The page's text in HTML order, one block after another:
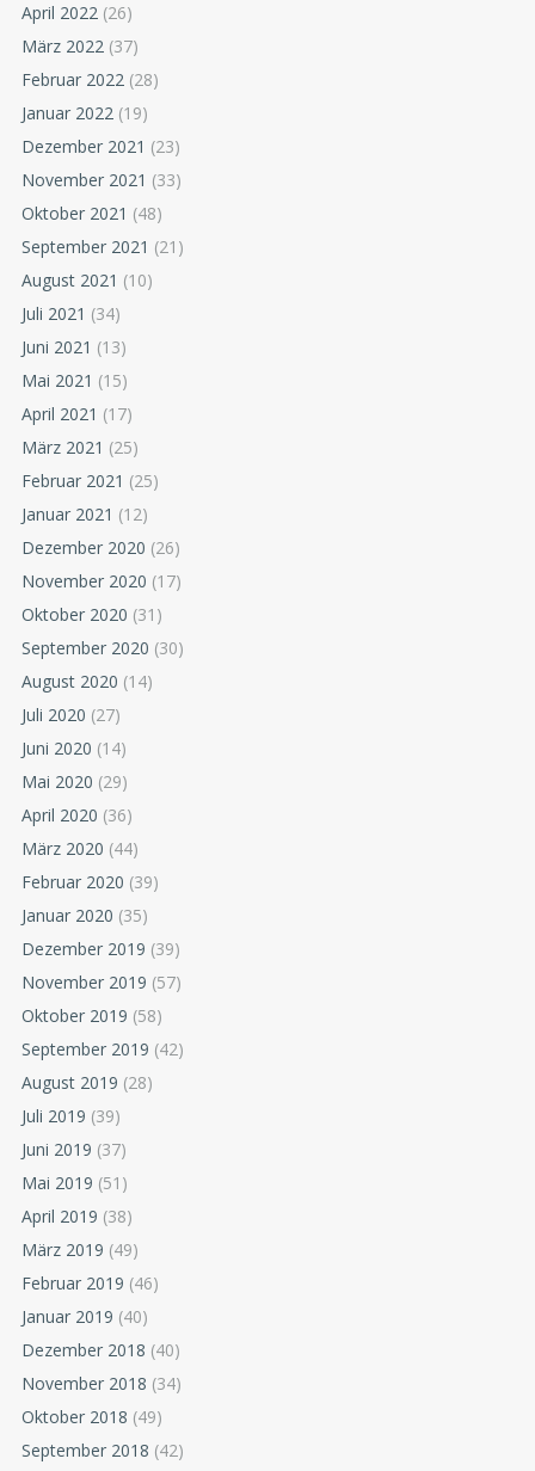
April 2022 (26)
März 2022 (37)
Februar 2022 (28)
Januar 2022 (19)
Dezember 2021 (23)
November 2021 (33)
Oktober 2021 (48)
September 2021 (21)
August 2021 (10)
Juli 2021 (34)
Juni 2021 (13)
Mai 2021 (15)
April 2021 (17)
März 2021 (25)
Februar 2021 (25)
Januar 2021 (12)
Dezember 2020 (26)
November 2020 (17)
Oktober 2020 (31)
September 2020 (30)
August 2020 (14)
Juli 2020 (27)
Juni 2020 (14)
Mai 2020 (29)
April 2020 (36)
März 2020 (44)
Februar 2020 (39)
Januar 2020 (35)
Dezember 2019 (39)
November 2019 (57)
Oktober 2019 (58)
September 2019 (42)
August 2019 (28)
Juli 2019 (39)
Juni 2019 (37)
Mai 2019 (51)
April 2019 (38)
März 2019 (49)
Februar 2019 (46)
Januar 2019 (40)
Dezember 2018 (40)
November 2018 (34)
Oktober 2018 (49)
September 2018 (42)